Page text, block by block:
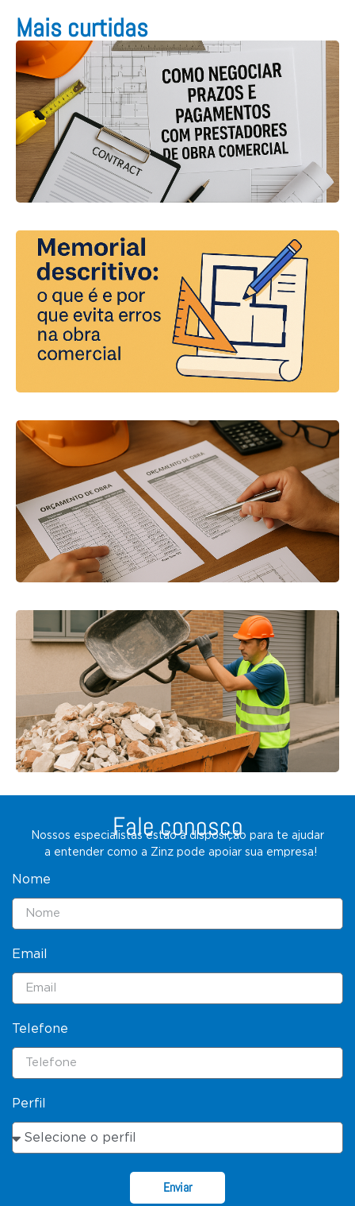
Mais curtidas​
Fale conosco
Nossos especialistas estão à disposição para te ajudar
a entender como a Zinz pode apoiar sua empresa!
Nome
Email
Telefone
Perfil
Enviar